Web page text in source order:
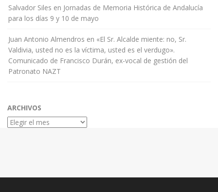
Salvador Siles en Jornadas de Memoria Histórica de Andalucía
para los días 9 y 10 de mayo
Juan Antonio Almendros en «El Sr. Alcalde miente: no, Sr.
Valdivia, usted no es la víctima, usted es el verdugo».
Comunicado de Francisco Durán, ex-vocal de gestión del
Patronato NAZT
ARCHIVOS
Archivos